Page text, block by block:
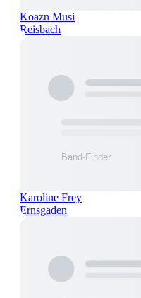
Koazn Musi
Reisbach
Karoline Frey
Ernsgaden